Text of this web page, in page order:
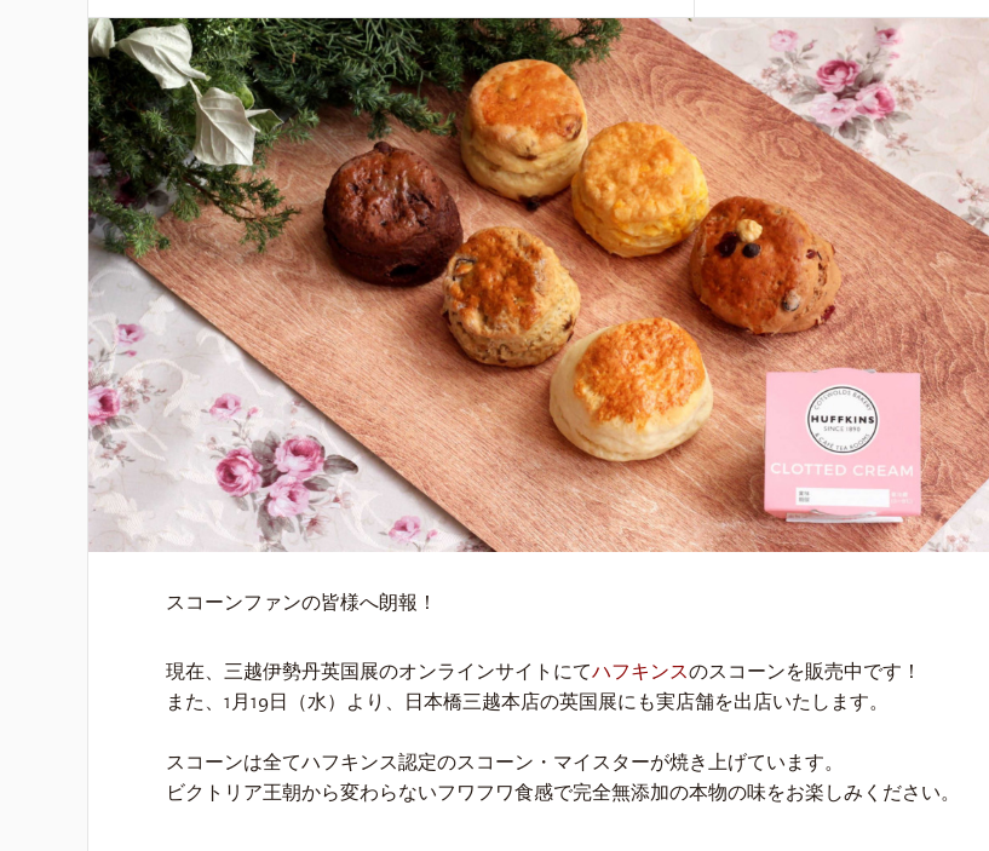
スコーンファンの皆様へ朗報！
現在、三越伊勢丹英国展のオンラインサイトにてハフキンスのスコーンを販売中です！
また、1月19日（水）より、日本橋三越本店の英国展にも実店舗を出店いたします。
スコーンは全てハフキンス認定のスコーン・マイスターが焼き上げています。
ビクトリア王朝から変わらないフワフワ食感で完全無添加の本物の味をお楽しみください。